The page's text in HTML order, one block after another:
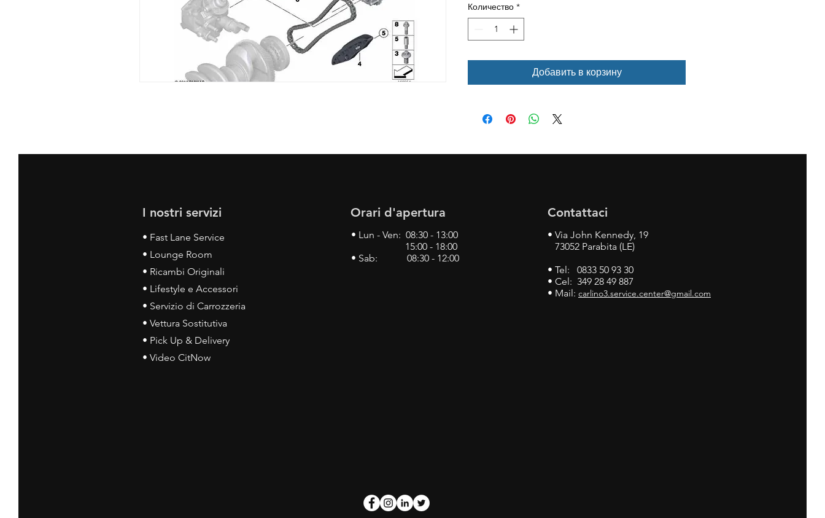
Количество *
Добавить в корзину
I nostri servizi
• Fast Lane Service
• Lounge Room
• Ricambi Originali
• Lifestyle e Accessori
• Servizio di Carrozzeria
• Vettura Sostitutiva
• Pick Up & Delivery
• Video CitNow
Orari d'apertura
• Lun - Ven: 08:30 - 13:00
15:00 - 18:00
• Sab: 08:30 - 12:00
Contattaci
• Via John Kennedy, 19
73052 Parabita (LE)
• Tel: 0833 50 93 30
• Cel: 349 28 49 887
• Mail: carlino3.service.center@gmail.com